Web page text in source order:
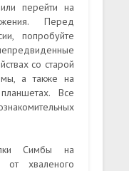
перейти на
Перед
попробуйте
со старой
а также на
Все
Симбы на
хваленого